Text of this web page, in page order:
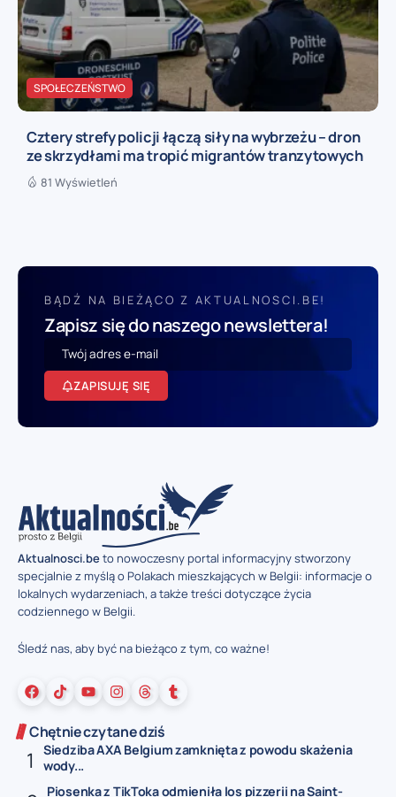
SPOŁECZEŃSTWO
Cztery strefy policji łączą siły na wybrzeżu – dron
ze skrzydłami ma tropić migrantów tranzytowych
81 Wyświetleń
BĄDŹ NA BIEŻĄCO Z AKTUALNOSCI.BE!
Zapisz się do naszego newslettera!
ZAPISUJĘ SIĘ
Aktualnosci.beto nowoczesny portal informacyjny stworzony
specjalnie z myślą o Polakach mieszkających w Belgii: informacje o
lokalnych wydarzeniach, a także treści dotyczące życia
codziennego w Belgii.
Śledź nas, aby być na bieżąco z tym, co ważne!
Chętnie czytane dziś
Siedziba AXA Belgium zamknięta z powodu skażenia
wody...
Piosenka z TikToka odmieniła los pizzerii na Saint-